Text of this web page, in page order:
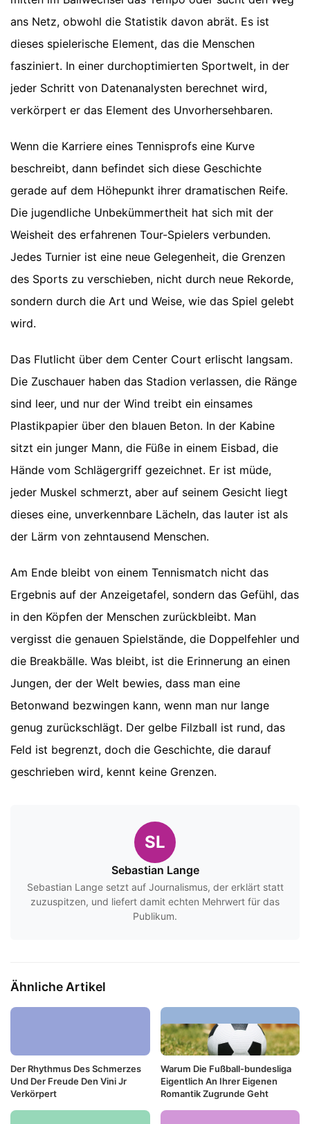
ans Netz, obwohl die Statistik davon abrät. Es ist
dieses spielerische Element, das die Menschen
fasziniert. In einer durchoptimierten Sportwelt, in der
jeder Schritt von Datenanalysten berechnet wird,
verkörpert er das Element des Unvorhersehbaren.
Wenn die Karriere eines Tennisprofs eine Kurve
beschreibt, dann befindet sich diese Geschichte
gerade auf dem Höhepunkt ihrer dramatischen Reife.
Die jugendliche Unbekümmertheit hat sich mit der
Weisheit des erfahrenen Tour-Spielers verbunden.
Jedes Turnier ist eine neue Gelegenheit, die Grenzen
des Sports zu verschieben, nicht durch neue Rekorde,
sondern durch die Art und Weise, wie das Spiel gelebt
wird.
Das Flutlicht über dem Center Court erlischt langsam.
Die Zuschauer haben das Stadion verlassen, die Ränge
sind leer, und nur der Wind treibt ein einsames
Plastikpapier über den blauen Beton. In der Kabine
sitzt ein junger Mann, die Füße in einem Eisbad, die
Hände vom Schlägergriff gezeichnet. Er ist müde,
jeder Muskel schmerzt, aber auf seinem Gesicht liegt
dieses eine, unverkennbare Lächeln, das lauter ist als
der Lärm von zehntausend Menschen.
Am Ende bleibt von einem Tennismatch nicht das
Ergebnis auf der Anzeigetafel, sondern das Gefühl, das
in den Köpfen der Menschen zurückbleibt. Man
vergisst die genauen Spielstände, die Doppelfehler und
die Breakbälle. Was bleibt, ist die Erinnerung an einen
Jungen, der der Welt bewies, dass man eine
Betonwand bezwingen kann, wenn man nur lange
genug zurückschlägt. Der gelbe Filzball ist rund, das
Feld ist begrenzt, doch die Geschichte, die darauf
geschrieben wird, kennt keine Grenzen.
SL
Sebastian Lange
Sebastian Lange setzt auf Journalismus, der erklärt statt
zuzuspitzen, und liefert damit echten Mehrwert für das
Publikum.
Ähnliche Artikel
Der Rhythmus Des Schmerzes
Und Der Freude Den Vini Jr
Verkörpert
Warum Die Fußball-bundesliga
Eigentlich An Ihrer Eigenen
Romantik Zugrunde Geht